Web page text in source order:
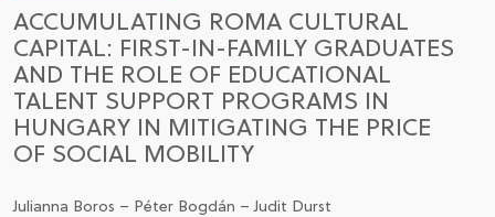
ACCUMULATING ROMA CULTURAL
CAPITAL: FIRST-IN-FAMILY GRADUATES
AND THE ROLE OF EDUCATIONAL
TALENT SUPPORT PROGRAMS IN
HUNGARY IN MITIGATING THE PRICE
OF SOCIAL MOBILITY
Julianna Boros – Péter Bogdán – Judit Durst